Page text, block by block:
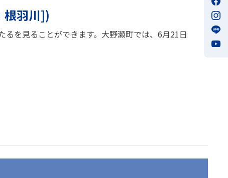
根羽川])
を見ることができます。大野瀬町では、6月21日